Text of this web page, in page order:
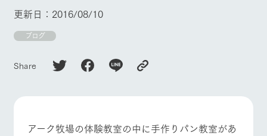
案内
ガーデンの開花
状況などを毎日
ント・フェアの
情報やスケジュ
Ark館ヶ森について
牧場に行く
牧場トップ 今日の牧場 牧場の楽しみ方
更新日：2016/08/10
ブログ
Share
アーク牧場の体験教室の中に手作りパン教室があ